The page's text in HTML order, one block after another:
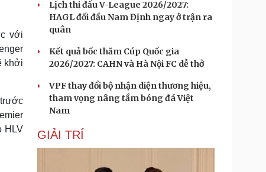
với
khởi
HLV
Lịch thi đấu V-League 2026/2027:
HAGL đối đầu Nam Định ngay ở trận ra
quân
Kết quả bốc thăm Cúp Quốc gia
2026/2027: CAHN và Hà Nội FC dễ thở
VPF thay đổi bộ nhận diện thương hiệu,
tham vọng nâng tầm bóng đá Việt
Nam
GIẢI TRÍ